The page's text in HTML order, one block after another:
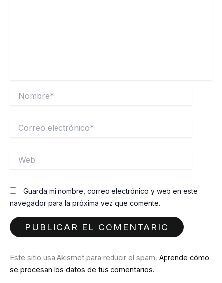
electrónico*
Guarda mi nombre, correo electrónico y web en este
navegador para la próxima vez que comente.
Este sitio usa Akismet para reducir el spam. Aprende cómo
se procesan los datos de tus comentarios.